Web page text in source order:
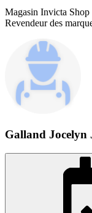
Magasin Invicta
Revendeur des
Galland Jocelyn